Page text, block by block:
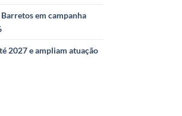
em campanha
2027 e ampliam atuação